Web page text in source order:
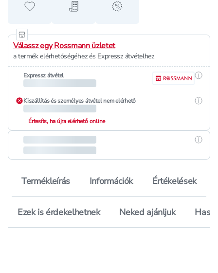
Hozzáadás a kedvencekhez
Hozzáadás a bevásárló listához
alert when on sale
Válassz egy Rossmann üzletet
a termék elérhetőségéhez és Expressz átvételhez
Expressz átvétel
Kiszállítás és személyes átvétel nem elérhető
Értesíts, ha újra elérhető online
Termékleírás Információk Értékelések
Ezek is érdekelhetnek Neked ajánljuk